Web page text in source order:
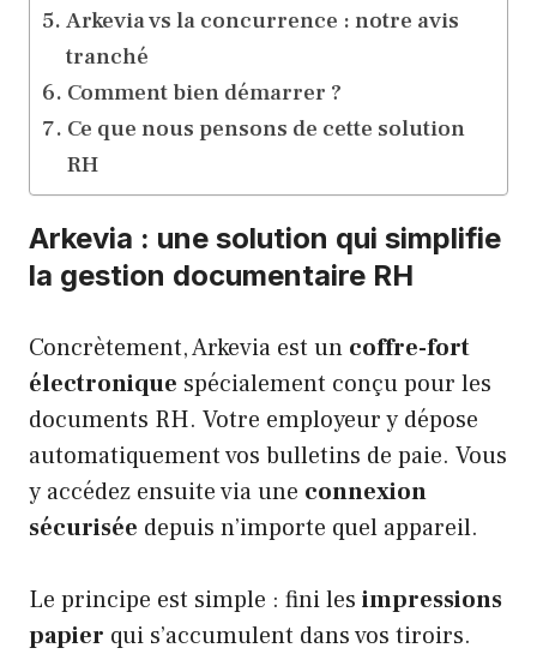
Arkevia vs la concurrence : notre avis
tranché
Comment bien démarrer ?
Ce que nous pensons de cette solution
RH
Arkevia : une solution qui simplifie
la gestion documentaire RH
Concrètement, Arkevia est un coffre-fort
électronique spécialement conçu pour les
documents RH. Votre employeur y dépose
automatiquement vos bulletins de paie. Vous
y accédez ensuite via une connexion
sécurisée depuis n’importe quel appareil.
Le principe est simple : fini les impressions
papier qui s’accumulent dans vos tiroirs.